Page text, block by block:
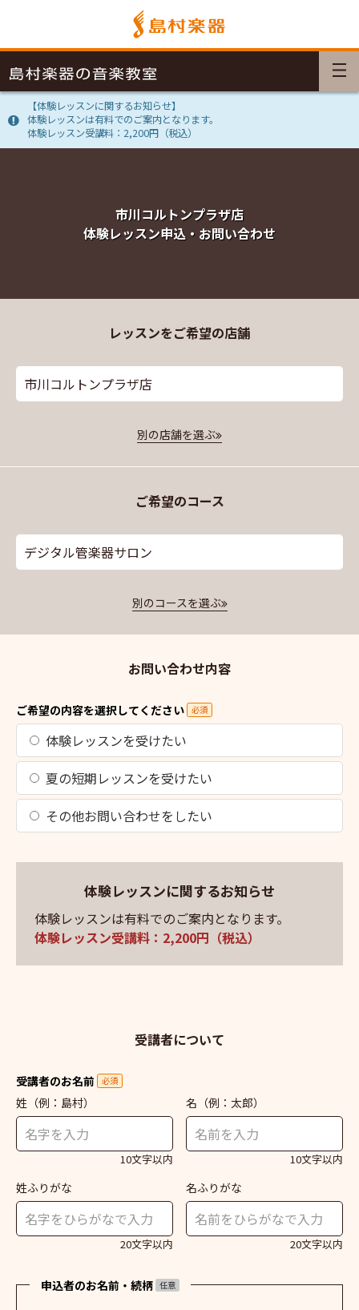
【体験レッスンに関するお知らせ】
体験レッスンは有料でのご案内となります。
体験レッスン受講料：2,200円（税込）
市川コルトンプラザ店
体験レッスン申込・お問い合わせ
レッスンをご希望の店舗
市川コルトンプラザ店
別の店舗を選ぶ
ご希望のコース
デジタル管楽器サロン
別のコースを選ぶ
お問い合わせ内容
ご希望の内容を選択してください 必須
体験レッスンを受けたい
夏の短期レッスンを受けたい
その他お問い合わせをしたい
体験レッスンに関するお知らせ
体験レッスンは有料でのご案内となります。
体験レッスン受講料：2,200円（税込）
受講者について
受講者のお名前 必須
姓 （例：島村）
10文字以内
名 （例：太郎）
10文字以内
姓ふりがな
20文字以内
名ふりがな
20文字以内
申込者のお名前・続柄 任意